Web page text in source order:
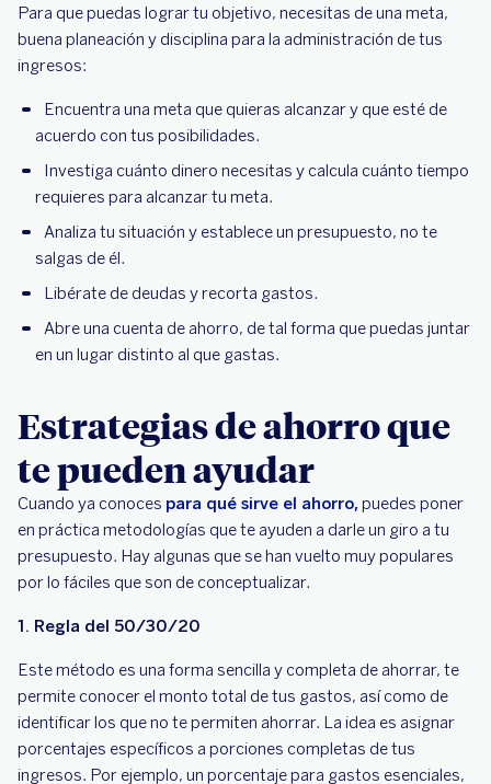
Para que puedas lograr tu objetivo, necesitas de una meta,
buena planeación y disciplina para la administración de tus
ingresos:
Encuentra una meta que quieras alcanzar y que esté de
acuerdo con tus posibilidades.
Investiga cuánto dinero necesitas y calcula cuánto tiempo
requieres para alcanzar tu meta.
Analiza tu situación y establece un presupuesto, no te
salgas de él.
Libérate de deudas y recorta gastos.
Abre una cuenta de ahorro, de tal forma que puedas juntar
en un lugar distinto al que gastas.
Estrategias de ahorro que
te pueden ayudar
Cuando ya conoces para qué sirve el ahorro,puedes poner
en práctica metodologías que te ayuden a darle un giro a tu
presupuesto. Hay algunas que se han vuelto muy populares
por lo fáciles que son de conceptualizar.
1. Regla del 50/30/20
Este método es una forma sencilla y completa de ahorrar, te
permite conocer el monto total de tus gastos, así como de
identificar los que no te permiten ahorrar. La idea es asignar
porcentajes específicos a porciones completas de tus
ingresos. Por ejemplo, un porcentaje para gastos esenciales,